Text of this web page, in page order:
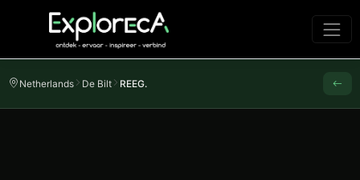
Netherlands De Bilt REEG.